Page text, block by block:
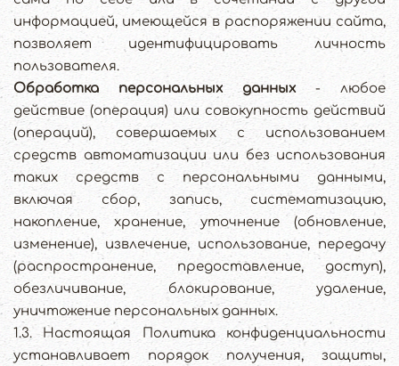
информацией, имеющейся в распоряжении сайта,
позволяет идентифицировать личность
пользователя.
Обработка персональных данных- любое
действие (операция) или совокупность действий
(операций), совершаемых с использованием
средств автоматизации или без использования
таких средств с персональными данными,
включая сбор, запись, систематизацию,
накопление, хранение, уточнение (обновление,
изменение), извлечение, использование, передачу
(распространение, предоставление, доступ),
обезличивание, блокирование, удаление,
уничтожение персональных данных.
1.3. Настоящая Политика конфиденциальности
устанавливает порядок получения, защиты,